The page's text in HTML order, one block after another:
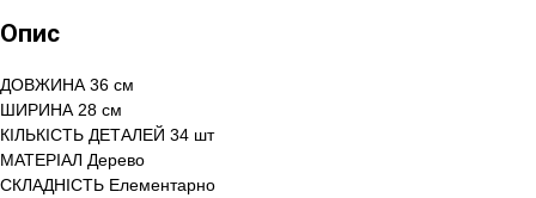
Опис
ДОВЖИНА 36 см
ШИРИНА 28 см
КІЛЬКІСТЬ ДЕТАЛЕЙ 34 шт
МАТЕРІАЛ Дерево
СКЛАДНІСТЬ Елементарно